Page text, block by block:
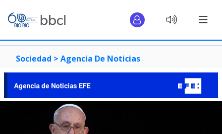
Sociedad > Agencia De Noticias